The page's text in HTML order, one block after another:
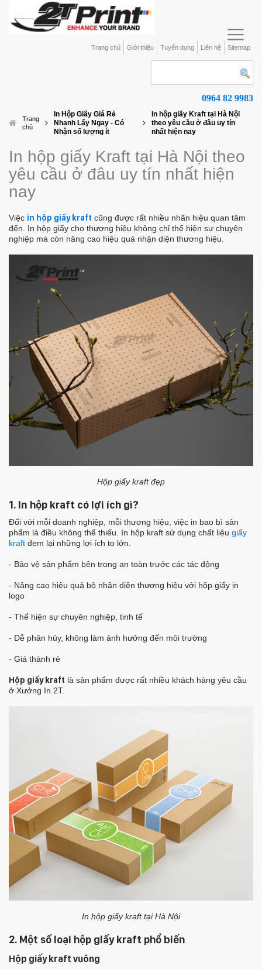
Trang chủ Giới thiệu Tuyển dụng Liên hệ Sitemap
0964 82 9983
Trang
chủ
In Hộp Giấy Giá Rẻ
Nhanh Lấy Ngay - Có
Nhận số lượng ít
In hộp giấy Kraft tại Hà Nội
theo yêu cầu ở đâu uy tín
nhất hiện nay
In hộp giấy Kraft tại Hà Nội theo
yêu cầu ở đâu uy tín nhất hiện
nay
Việc in hộp giấy kraft cũng được rất nhiều nhãn hiệu quan tâm
đến. In hộp giấy cho thương hiệu không chỉ thể hiện sự chuyên
nghiệp mà còn nâng cao hiệu quả nhận diện thương hiệu.
Hộp giấy kraft đẹp
1. In hộp kraft có lợi ích gì?
Đối với mỗi doanh nghiệp, mỗi thương hiệu, việc in bao bì sản
phẩm là điều không thể thiếu. In hộp kraft sử dụng chất liệu giấy
kraft đem lại những lợi ích to lớn.
- Bảo vệ sản phẩm bên trong an toàn trước các tác động
- Nâng cao hiệu quả bộ nhận diện thương hiệu với hộp giấy in
logo
- Thể hiện sự chuyên nghiệp, tinh tế
- Dễ phân hủy, không làm ảnh hưởng đến môi trường
- Giá thành rẻ
Hộp giấy kraft là sản phẩm được rất nhiều khách hàng yêu cầu
ở Xưởng In 2T.
In hộp giấy kraft tại Hà Nội
2. Một số loại hộp giấy kraft phổ biến
Hộp giấy kraft vuông